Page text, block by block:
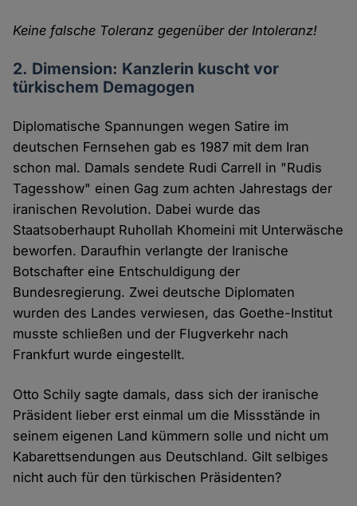
Keine falsche Toleranz gegenüber der Intoleranz!
2. Dimension: Kanzlerin kuscht vor
türkischem Demagogen
Diplomatische Spannungen wegen Satire im
deutschen Fernsehen gab es 1987 mit dem Iran
schon mal. Damals sendete Rudi Carrell in "Rudis
Tagesshow" einen Gag zum achten Jahrestags der
iranischen Revolution. Dabei wurde das
Staatsoberhaupt Ruhollah Khomeini mit Unterwäsche
beworfen. Daraufhin verlangte der Iranische
Botschafter eine Entschuldigung der
Bundesregierung. Zwei deutsche Diplomaten
wurden des Landes verwiesen, das Goethe-Institut
musste schließen und der Flugverkehr nach
Frankfurt wurde eingestellt.
Otto Schily sagte damals, dass sich der iranische
Präsident lieber erst einmal um die Missstände in
seinem eigenen Land kümmern solle und nicht um
Kabarettsendungen aus Deutschland. Gilt selbiges
nicht auch für den türkischen Präsidenten?